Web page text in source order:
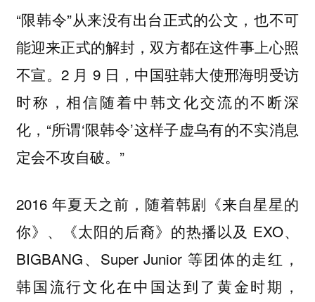
“限韩令”从来没有出台正式的公文，也不可
能迎来正式的解封，双方都在这件事上心照
不宣。2 月 9 日，中国驻韩大使邢海明受访
时称，相信随着中韩文化交流的不断深
化，“所谓‘限韩令’这样子虚乌有的不实消息
定会不攻自破。”
2016 年夏天之前，随着韩剧《来自星星的
你》、《太阳的后裔》的热播以及 EXO、
BIGBANG、Super Junior 等团体的走红，
韩国流行文化在中国达到了黄金时期，